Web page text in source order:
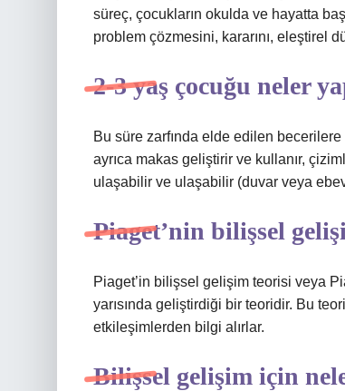
süreç, çocukların okulda ve hayatta
problem çözmesini, kararını, eleştirel
2-3 yaş çocuğu neler
Bu süre zarfında elde edilen
ayrıca makas geliştirir ve kullanır,
ulaşabilir ve ulaşabilir (duvar veya
Piaget’nin bilişsel
Piaget’in bilişsel gelişim teorisi veya
yarısında geliştirdiği bir teoridir. Bu
etkileşimlerden bilgi alırlar.
Bilişsel gelişim için